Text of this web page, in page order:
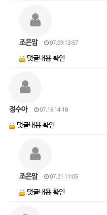
조은맘 07.09 13:57
댓글내용 확인
정수아 07.16 14:18
댓글내용 확인
조은맘 07.21 11:05
댓글내용 확인